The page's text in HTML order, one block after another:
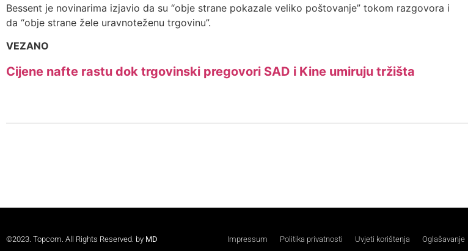
Bessent je novinarima izjavio da su “obje strane pokazale veliko poštovanje” tokom razgovora i
da “obje strane žele uravnoteženu trgovinu”.
VEZANO
Cijene nafte rastu dok trgovinski pregovori SAD i Kine umiruju tržišta
©2023. Topcom. All Rights Reserved. by MD Impressum Politika privatnosti Uvjeti korištenja Oglašavanje